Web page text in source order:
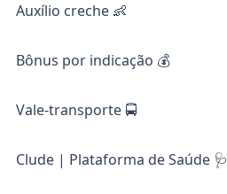
Auxílio creche 👶
Bônus por indicação 💰
Vale-transporte 🚍
Clude | Plataforma de Saúde 🩺